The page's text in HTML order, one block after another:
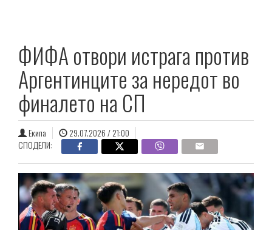
ФИФА отвори истрага против
Аргентинците за нередот во
финалето на СП
Екипа
29.07.2026 / 21:00
СПОДЕЛИ: